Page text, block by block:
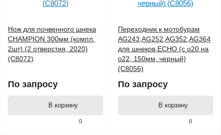
0
Нож для почвенного шнека
CHAMPION 300мм (компл.
2шт) (2 отверстия, 2020)
(C8072)
По запросу
В корзину
0
Переходник к мотобурам
AG243,AG252,AG352,AG364
для шнеков ECHO (с o20 на
o22, 150мм, черный)
(C8056)
По запросу
В корзину